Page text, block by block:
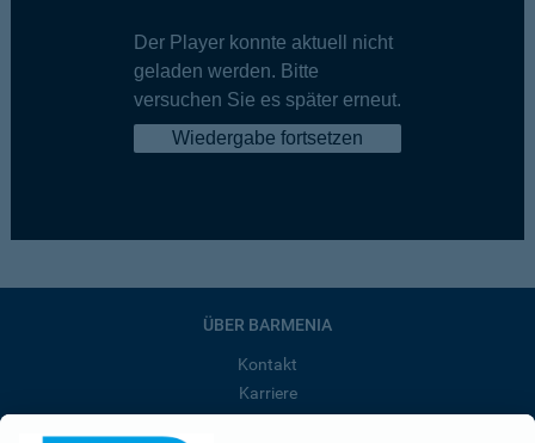
Der Player konnte aktuell nicht
geladen werden. Bitte
versuchen Sie es später erneut.
Wiedergabe fortsetzen
ÜBER BARMENIA
Kontakt
Karriere